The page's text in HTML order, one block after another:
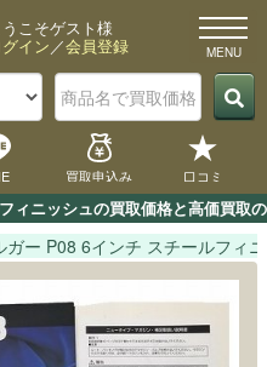
ィニッシュの買取価格と高価買取
こそゲスト様
グイン／会員登録
買取申込み 口コミ
ガー P08 6インチ スチールフィ